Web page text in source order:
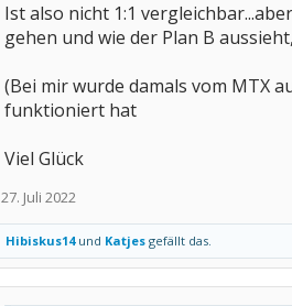
Ist also nicht 1:1
gehen und wie der Plan B
(Bei mir wurde damals vom MTX
funktioniert hat
Viel Glück
27. Juli 2022
Hibiskus14und Katjes gefällt das.